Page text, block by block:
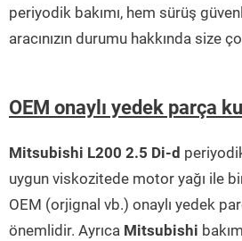
periyodik bakımı, hem sürüş
aracınızın durumu hakkında size
OEM onaylı yedek parça
Mitsubishi L200 2.5 Di-d
uygun viskozitede motor yağı ile
OEM (orjignal vb.) onaylı yedek
önemlidir. Ayrıca Mitsubishi